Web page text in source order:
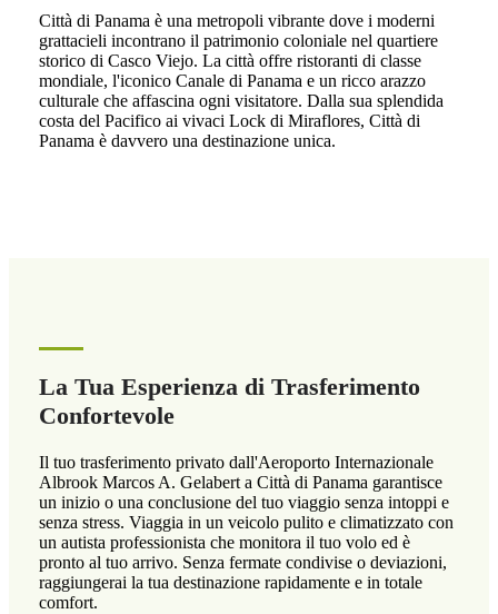
Città di Panama è una metropoli vibrante dove i moderni
grattacieli incontrano il patrimonio coloniale nel quartiere
storico di Casco Viejo. La città offre ristoranti di classe
mondiale, l'iconico Canale di Panama e un ricco arazzo
culturale che affascina ogni visitatore. Dalla sua splendida
costa del Pacifico ai vivaci Lock di Miraflores, Città di
Panama è davvero una destinazione unica.
La Tua Esperienza di Trasferimento
Confortevole
Il tuo trasferimento privato dall'Aeroporto Internazionale
Albrook Marcos A. Gelabert a Città di Panama garantisce
un inizio o una conclusione del tuo viaggio senza intoppi e
senza stress. Viaggia in un veicolo pulito e climatizzato con
un autista professionista che monitora il tuo volo ed è
pronto al tuo arrivo. Senza fermate condivise o deviazioni,
raggiungerai la tua destinazione rapidamente e in totale
comfort.